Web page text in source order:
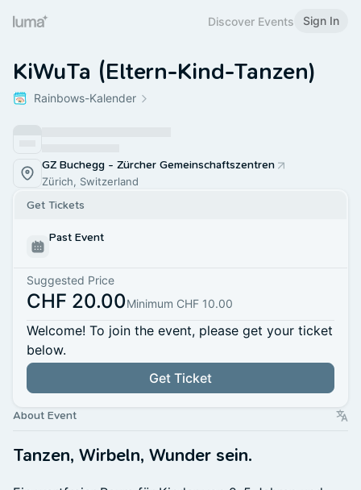
Discover Events Sign In
KiWuTa (Eltern-Kind-Tanzen)
Rainbows-Kalender
GZ Buchegg - Zürcher Gemeinschaftszentren
Zürich, Switzerland
Get Tickets
Past Event
Suggested Price
CHF 20.00Minimum CHF 10.00
Welcome! To join the event, please get your ticket
below.
Get Ticket
About Event
Tanzen, Wirbeln, Wunder sein.